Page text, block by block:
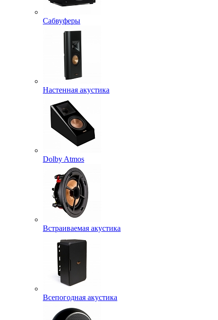
Сабвуферы
Настенная акустика
Dolby Atmos
Встраиваемая акустика
Всепогодная акустика